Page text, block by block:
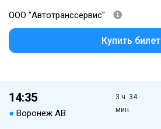
ООО "Автотранссервис"
Купить билет
14:35
● Воронеж АВ
3 ч. 34
мин.